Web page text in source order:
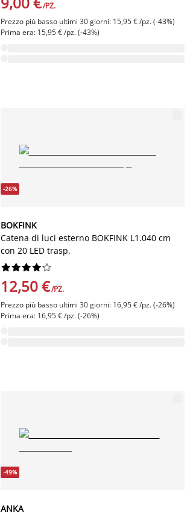
/PZ.
Prezzo più basso ultimi 30 giorni: 15,95 € /pz. (-43%)
Prima era: 15,95 € /pz. (-43%)
-26%
BOKFINK
Catena di luci esterno BOKFINK L1.040 cm
con 20 LED trasp.






12,50 €/PZ.
Prezzo più basso ultimi 30 giorni: 16,95 € /pz. (-26%)
Prima era: 16,95 € /pz. (-26%)
-49%
ANKA